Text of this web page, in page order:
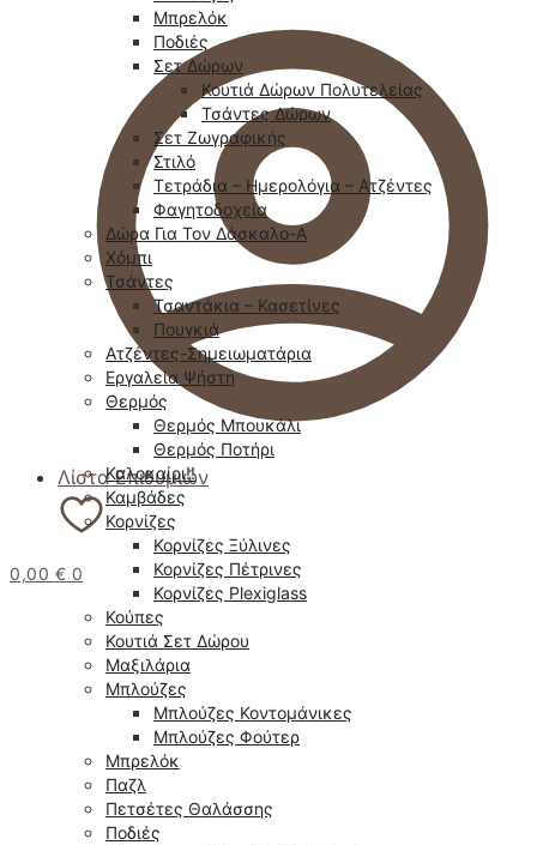
Λίστα Επιθυμιών
0,00 € 0
Μπρελόκ
Ποδιές
Σετ Δώρων
Κουτιά Δώρων Πολυτελείας
Τσάντες Δώρων
Σετ Ζωγραφικής
Στιλό
Τετράδια – Ημερολόγια – Ατζέντες
Φαγητοδοχεία
Δώρα Για Τον Δάσκαλο-Α
Χόμπι
Τσάντες
Τσαντάκια – Κασετίνες
Πουγκιά
Ατζέντες-Σημειωματάρια
Εργαλεία Ψήστη
Θερμός
Θερμός Μπουκάλι
Θερμός Ποτήρι
Καλοκαίρι!!
Καμβάδες
Κορνίζες
Κορνίζες Ξύλινες
Κορνίζες Πέτρινες
Κορνίζες Plexiglass
Κούπες
Κουτιά Σετ Δώρου
Μαξιλάρια
Μπλούζες
Μπλούζες Κοντομάνικες
Μπλούζες Φούτερ
Μπρελόκ
Παζλ
Πετσέτες Θαλάσσης
Ποδιές